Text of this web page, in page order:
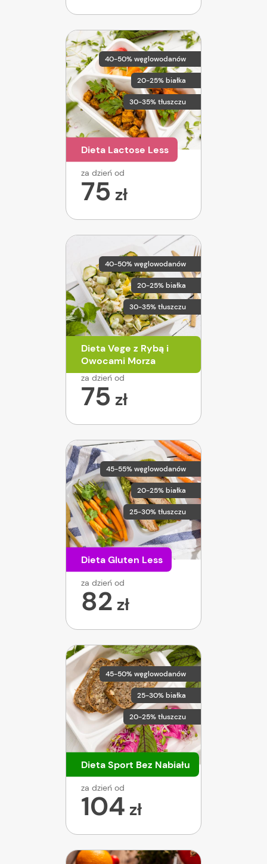
40-50% węglowodanów
20-25% białka
30-35% tłuszczu
Dieta Lactose Less
za dzień od
75 zł
40-50% węglowodanów
20-25% białka
30-35% tłuszczu
Dieta Vege z Rybą i
Owocami Morza
za dzień od
75 zł
45-55% węglowodanów
20-25% białka
25-30% tłuszczu
Dieta Gluten Less
za dzień od
82 zł
45-50% węglowodanów
25-30% białka
20-25% tłuszczu
Dieta Sport Bez Nabiału
za dzień od
104 zł